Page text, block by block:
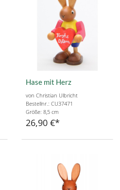
Hase mit Herz
von Christian Ulbricht
Bestellnr.: CU37471
Größe: 8,5 cm
26,90 €